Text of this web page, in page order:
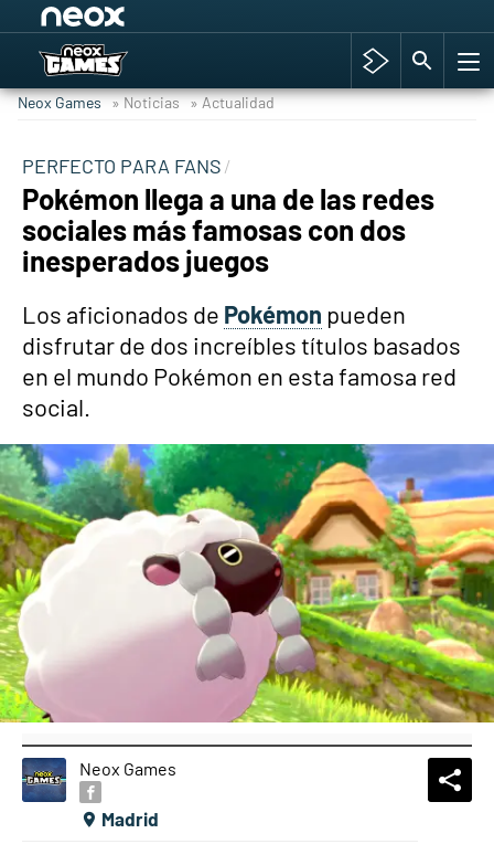
Hyrule Warriors: La Era del Cataclismo
Cyberpunk 2077
Hyrule Warriors
Asia peculiar tradición
Neox Games » Noticias » Actualidad
PERFECTO PARA FANS
Pokémon llega a una de las redes
sociales más famosas con dos
inesperados juegos
Los aficionados de Pokémon pueden
disfrutar de dos increíbles títulos basados
en el mundo Pokémon en esta famosa red
social.
Neox Games
Madrid